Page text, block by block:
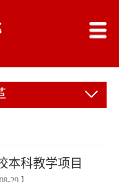
本科教学项目